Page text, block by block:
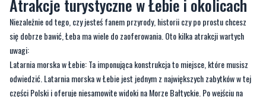
uwagi:
Latarnia morska w Łebie: Ta imponująca konstrukcja to miejsce, które musisz
odwiedzić. Latarnia morska w Łebie jest jednym z największych zabytków w tej
części Polski i oferuje niesamowite widoki na Morze Bałtyckie. Po wejściu na
górę latarni będziesz mógł podziwiać panoramę miasta i jego okolic.
Park Dinozaurów: Jeśli jesteś miłośnikiem prehistorycznych dinozaurów,
koniecznie odwiedź Park Dinozaurów w pobliskiej miejscowości Łeba. To idealne